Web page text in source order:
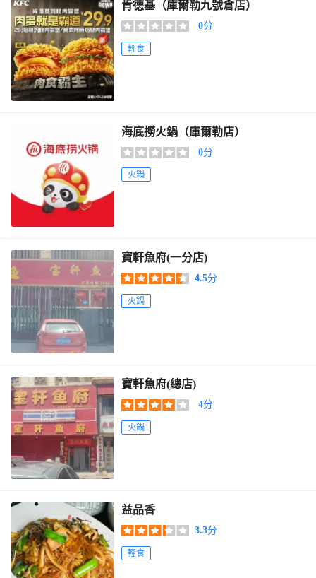
肯德基（庫爾勒九號倉店）
0分
輕食
海底撈火鍋（庫爾勒店）
0分
火鍋
寶軒魚府(一分店)
4.5分
火鍋
寶軒魚府(總店)
4分
火鍋
益品香
3.3分
輕食